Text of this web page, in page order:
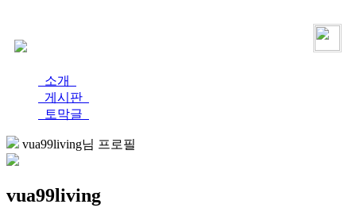
소개
게시판
토막글
vua99living님 프로필
vua99living